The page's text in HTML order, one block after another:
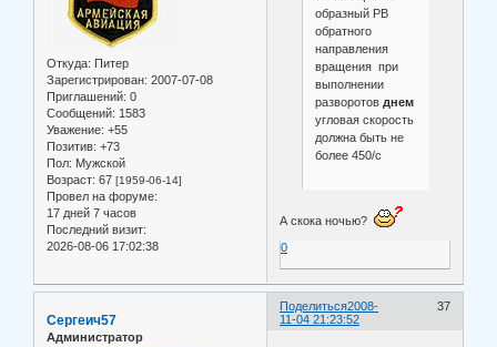
Откуда: Питер
Зарегистрирован: 2007-07-08
Приглашений: 0
Сообщений: 1583
Уважение: +55
Позитив: +73
Пол: Мужской
Возраст: 67 [1959-06-14]
Провел на форуме:
17 дней 7 часов
Последний визит:
2026-08-06 17:02:38
образный РВ
обратного
направления
вращения при
выполнении
разворотов днем
угловая скорость
должна быть не
более 450/с
А скока ночью?
0
Поделиться 37
2008-
11-04 21:23:52
Сергеич57
Администратор